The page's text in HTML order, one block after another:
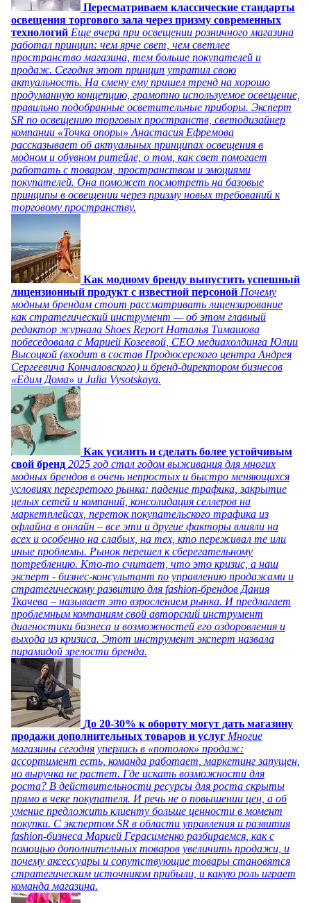
Пересматриваем классические стандарты
освещения торгового зала через призму современных
технологий Еще вчера при освещении розничного магазина
работал принцип: чем ярче свет, чем светлее
пространство магазина, тем больше покупателей и
продаж. Сегодня этот принцип утратил свою
актуальность. На смену ему пришел тренд на хорошо
продуманную концепцию, грамотно используемое освещение,
правильно подобранные осветительные приборы. Эксперт
SR по освещению торговых пространств, светодизайнер
компании «Точка опоры» Анастасия Ефремова
рассказывает об актуальных принципах освещения в
модном и обувном ритейле, о том, как свет помогает
работать с товаром, пространством и эмоциями
покупателей. Она поможет посмотреть на базовые
принципы в освещении через призму новых требований к
торговому пространству.
Как модному бренду выпустить успешный
лицензионный продукт с известной персоной Почему
модным брендам стоит рассматривать лицензирование
как стратегический инструмент — об этом главный
редактор журнала Shoes Report Наталья Тимашова
побеседовала с Марией Козеевой, СЕО медиахолдинга Юлии
Высоцкой (входит в состав Продюсерского центра Андрея
Сергеевича Кончаловского) и бренд-директором бизнесов
«Едим Дома» и Julia Vysotskaya.
Как усилить и сделать более устойчивым
свой бренд 2025 год стал годом выживания для многих
модных брендов в очень непростых и быстро меняющихся
условиях перегретого рынка: падение трафика, закрытие
целых сетей и компаний, консолидация селлеров на
маркетплейсах, переток покупательского трафика из
офлайна в онлайн – все эти и другие факторы влияли на
всех и особенно на слабых, на тех, кто переживал те или
иные проблемы. Рынок перешел к сберегательному
потреблению. Кто-то считает, что это кризис, а наш
эксперт - бизнес-консультант по управлению продажами и
стратегическому развитию для fashion-брендов Дания
Ткачева – называет это взрослением рынка. И предлагает
проблемным компаниям свой авторский инструмент
диагностики бизнеса и возможностей его оздоровления и
выхода из кризиса. Этот инструмент эксперт назвала
пирамидой зрелости бренда.
До 20-30% к обороту могут дать магазину
продажи дополнительных товаров и услуг Многие
магазины сегодня уперлись в «потолок» продаж:
ассортимент есть, команда работает, маркетинг запущен,
но выручка не растет. Где искать возможности для
роста? В действительности ресурсы для роста скрыты
прямо в чеке покупателя. И речь не о повышении цен, а об
умение предложить клиенту больше ценности в момент
покупки. С экспертом SR в области управления и развития
fashion-бизнеса Марией Герасименко разбираемся, как с
помощью дополнительных товаров увеличить продажи, и
почему аксессуары и сопутствующие товары становятся
стратегическим источником прибыли, и какую роль играет
команда магазина.